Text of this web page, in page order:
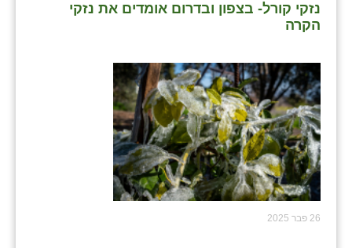
נזקי קורל- בצפון ובדרום אומדים את נזקי
הקרה
26 פבר 2025
רימונים
רמת הדר
שבי ציון
שדה ורבורג
שדה צבי
שדמה